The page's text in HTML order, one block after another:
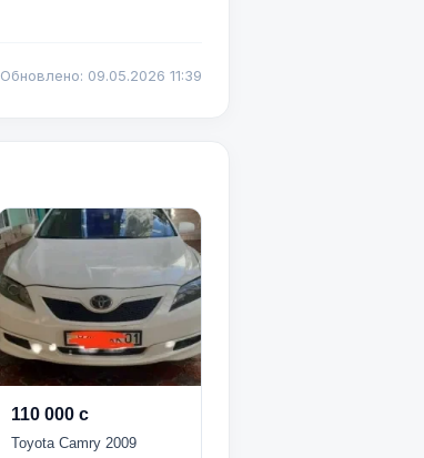
Обновлено: 09.05.2026 11:39
110 000 с
Toyota Camry 2009